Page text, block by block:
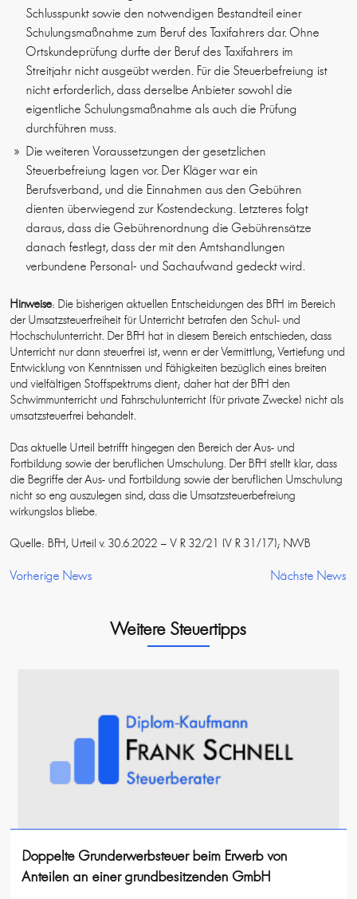
Schlusspunkt sowie den notwendigen Bestandteil einer
Schulungsmaßnahme zum Beruf des Taxifahrers dar. Ohne
Ortskundeprüfung durfte der Beruf des Taxifahrers im
Streitjahr nicht ausgeübt werden. Für die Steuerbefreiung ist
nicht erforderlich, dass derselbe Anbieter sowohl die
eigentliche Schulungsmaßnahme als auch die Prüfung
durchführen muss.
Die weiteren Voraussetzungen der gesetzlichen
Steuerbefreiung lagen vor. Der Kläger war ein
Berufsverband, und die Einnahmen aus den Gebühren
dienten überwiegend zur Kostendeckung. Letzteres folgt
daraus, dass die Gebührenordnung die Gebührensätze
danach festlegt, dass der mit den Amtshandlungen
verbundene Personal- und Sachaufwand gedeckt wird.
Hinweise: Die bisherigen aktuellen Entscheidungen des BFH im Bereich
der Umsatzsteuerfreiheit für Unterricht betrafen den Schul- und
Hochschulunterricht. Der BFH hat in diesem Bereich entschieden, dass
Unterricht nur dann steuerfrei ist, wenn er der Vermittlung, Vertiefung und
Entwicklung von Kenntnissen und Fähigkeiten bezüglich eines breiten
und vielfältigen Stoffspektrums dient; daher hat der BFH den
Schwimmunterricht und Fahrschulunterricht (für private Zwecke) nicht als
umsatzsteuerfrei behandelt.
Das aktuelle Urteil betrifft hingegen den Bereich der Aus- und
Fortbildung sowie der beruflichen Umschulung. Der BFH stellt klar, dass
die Begriffe der Aus- und Fortbildung sowie der beruflichen Umschulung
nicht so eng auszulegen sind, dass die Umsatzsteuerbefreiung
wirkungslos bliebe.
Quelle: BFH, Urteil v. 30.6.2022 – V R 32/21 (V R 31/17); NWB
Vorherige News Nächste News
Weitere Steuertipps
Doppelte Grunderwerbsteuer beim Erwerb von
Anteilen an einer grundbesitzenden GmbH